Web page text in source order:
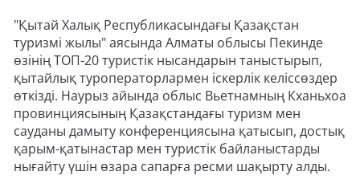
"Қытай Халық Республикасындағы Қазақстан
туризмі жылы" аясында Алматы облысы Пекинде
өзінің ТОП-20 туристік нысандарын таныстырып,
қытайлық туроператорлармен іскерлік келіссөздер
өткізді. Наурыз айында облыс Вьетнамның Кханьхоа
провинциясының Қазақстандағы туризм мен
сауданы дамыту конференциясына қатысып, достық
қарым-қатынастар мен туристік байланыстарды
нығайту үшін өзара сапарға ресми шақырту алды.